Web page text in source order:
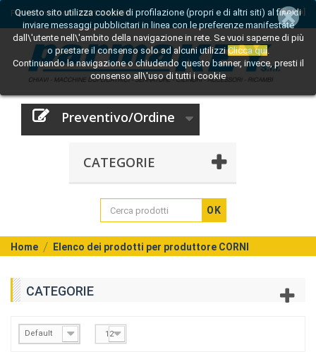
[Entra]
Per informazioni:0521 242809
Preventivo/Ordine
CATEGORIE
OK
Questo sito utilizza cookie di profilazione (propri e di altri siti) al fine di
inviare messaggi pubblicitari in linea con le preferenze manifestate
dall\'utente nell\'ambito della navigazione in rete. Se vuoi saperne di più
o prestare il consenso solo ad alcuni utilizziClicca qui.
Continuando la navigazione o chiudendo questo banner, invece, presti il
consenso all\'uso di tutti i cookie
Home Elenco dei prodotti per produttore CORNI
CATEGORIE
Default 12